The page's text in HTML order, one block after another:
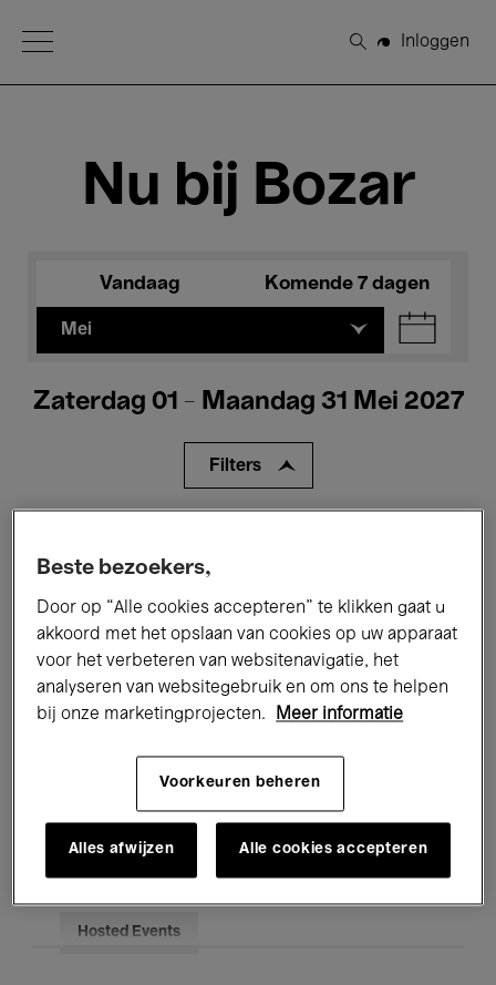
Open Menu
Zoeken
Inloggen
Nu bij Bozar
Vandaag Komende 7 dagen
Mei
Zaterdag 01 - Maandag 31 Mei 2027
Filters
Performances Lezingen & Debatten
Jazz Klassieke Muziek Global Music
Onderwijs Rondleidingen
Hosted Events
Beste bezoekers,
Door op “Alle cookies accepteren” te klikken gaat u
akkoord met het opslaan van cookies op uw apparaat
voor het verbeteren van websitenavigatie, het
analyseren van websitegebruik en om ons te helpen
bij onze marketingprojecten.
Meer informatie
Voorkeuren beheren
Alles afwijzen Alle cookies accepteren